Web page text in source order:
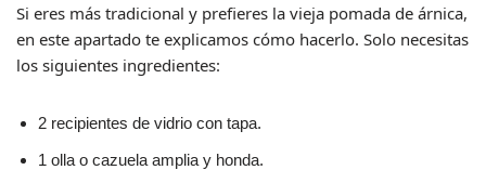
Si eres más tradicional y prefieres la vieja pomada de árnica,
en este apartado te explicamos cómo hacerlo. Solo necesitas
los siguientes ingredientes:
2 recipientes de vidrio con tapa.
1 olla o cazuela amplia y honda.